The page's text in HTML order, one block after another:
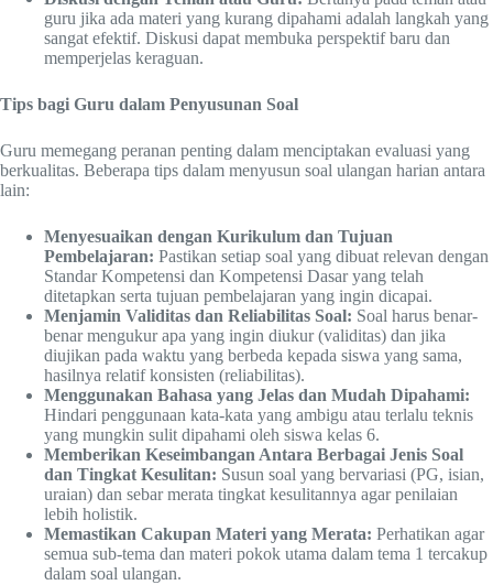
guru jika ada materi yang kurang dipahami adalah langkah yang
sangat efektif. Diskusi dapat membuka perspektif baru dan
memperjelas keraguan.
Tips bagi Guru dalam Penyusunan Soal
Guru memegang peranan penting dalam menciptakan evaluasi yang
berkualitas. Beberapa tips dalam menyusun soal ulangan harian antara
lain:
Menyesuaikan dengan Kurikulum dan Tujuan
Pembelajaran: Pastikan setiap soal yang dibuat relevan dengan
Standar Kompetensi dan Kompetensi Dasar yang telah
ditetapkan serta tujuan pembelajaran yang ingin dicapai.
Menjamin Validitas dan Reliabilitas Soal: Soal harus benar-
benar mengukur apa yang ingin diukur (validitas) dan jika
diujikan pada waktu yang berbeda kepada siswa yang sama,
hasilnya relatif konsisten (reliabilitas).
Menggunakan Bahasa yang Jelas dan Mudah Dipahami:
Hindari penggunaan kata-kata yang ambigu atau terlalu teknis
yang mungkin sulit dipahami oleh siswa kelas 6.
Memberikan Keseimbangan Antara Berbagai Jenis Soal
dan Tingkat Kesulitan: Susun soal yang bervariasi (PG, isian,
uraian) dan sebar merata tingkat kesulitannya agar penilaian
lebih holistik.
Memastikan Cakupan Materi yang Merata: Perhatikan agar
semua sub-tema dan materi pokok utama dalam tema 1 tercakup
dalam soal ulangan.